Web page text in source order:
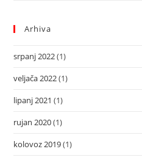
Arhiva
srpanj 2022(1)
veljača 2022(1)
lipanj 2021 (1)
rujan 2020(1)
kolovoz 2019(1)